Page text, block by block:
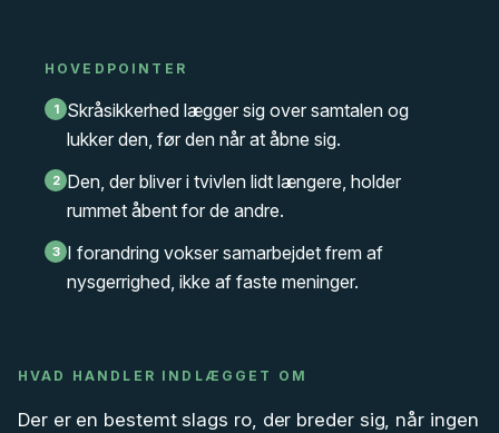
HOVEDPOINTER
1
Skråsikkerhed lægger sig over samtalen og
lukker den, før den når at åbne sig.
2 Den, der bliver i tvivlen lidt længere, holder
rummet åbent for de andre.
3 I forandring vokser samarbejdet frem af
nysgerrighed, ikke af faste meninger.
HVAD HANDLER INDLÆGGET OM
Der er en bestemt slags ro, der breder sig, når ingen